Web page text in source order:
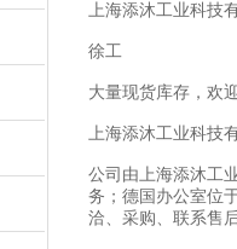
上海添沐工业科技
徐工
大量现货库存，欢
上海添沐工业科技
公司由上海添沐工
务；德国办公室位
洽、采购、联系售